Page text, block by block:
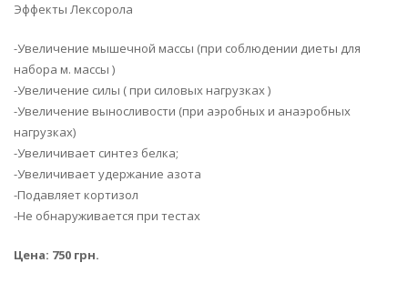
Эффекты Лексорола
-Увеличение мышечной массы (при соблюдении диеты для
набора м. массы )
-Увеличение силы ( при силовых нагрузках )
-Увеличение выносливости (при аэробных и анаэробных
нагрузках)
-Увеличивает синтез белка;
-Увеличивает удержание азота
-Подавляет кортизол
-Не обнаруживается при тестах
Цена: 750 грн.